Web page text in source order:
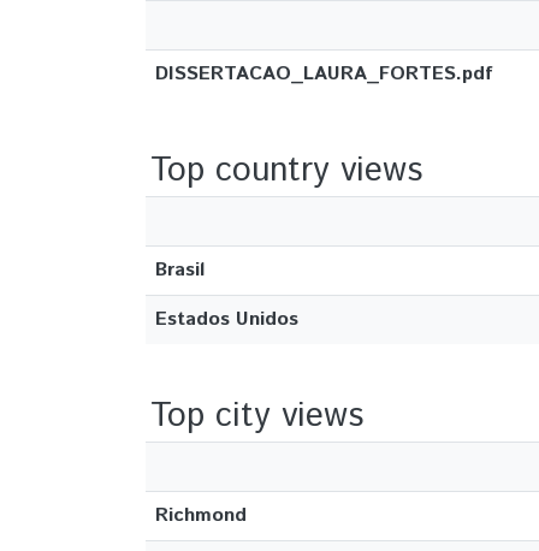
DISSERTACAO_LAURA_FORTES.pdf
Top country views
Brasil
Estados Unidos
Top city views
Richmond